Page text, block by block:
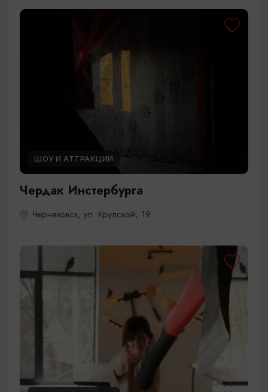
ШОУ И АТТРАКЦИИ
Чердак Инстербурга
Черняховск, ул. Крупской, 19